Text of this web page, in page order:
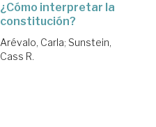
¿Cómo interpretar la
constitución?
Arévalo, Carla; Sunstein,
Cass R.